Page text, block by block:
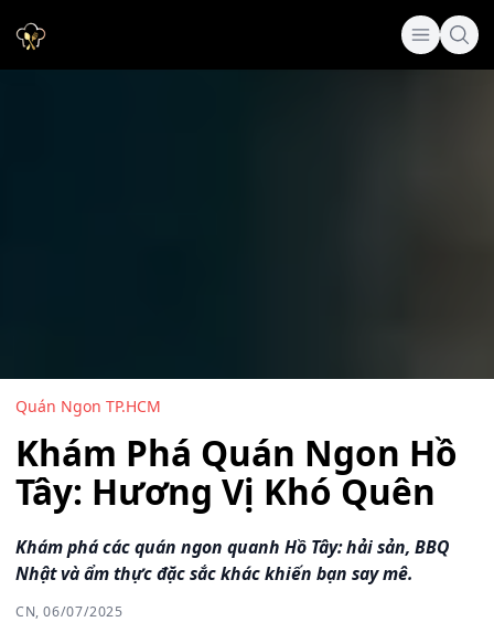
Quán Ngon TP.HCM
Khám Phá Quán Ngon Hồ
Tây: Hương Vị Khó Quên
Khám phá các quán ngon quanh Hồ Tây: hải sản, BBQ
Nhật và ẩm thực đặc sắc khác khiến bạn say mê.
CN, 06/07/2025